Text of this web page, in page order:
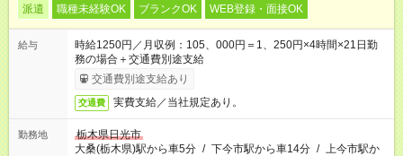
派遣 職種未経験OK ブランクOK WEB登録・面接OK
給与
時給1250円／月収例：105、000円＝1、250円×4時間×21日勤
務の場合＋交通費別途支給
交通費別途支給あり
交通費 実費支給／当社規定あり。
勤務地
栃木県日光市
大桑(栃木県)駅から車5分 / 下今市駅から車14分 / 上今市駅か